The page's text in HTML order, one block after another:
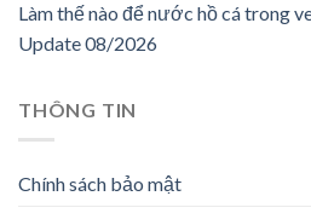
Làm thế nào để nước hồ cá trong
Update 08/2026
THÔNG TIN
Chính sách bảo mật